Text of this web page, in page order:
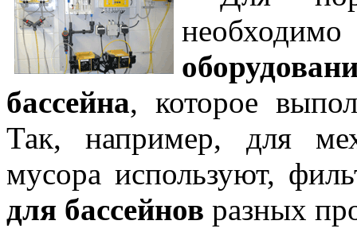
бассейна, которое
Так, например, для
мусора используют,
для бассейнов разных